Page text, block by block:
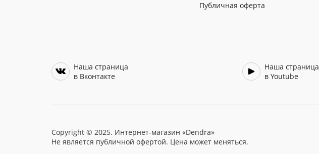
Публичная оферта
Наша страница
в Вконтакте
Наша страница
в Youtube
Copyright © 2025. Интернет-магазин «Dendra»
Не является публичной офертой. Цена может меняться.